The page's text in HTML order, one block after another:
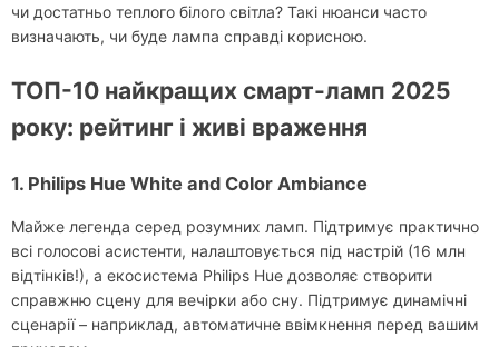
чи достатньо теплого білого світла? Такі нюанси часто
визначають, чи буде лампа справді корисною.
ТОП-10 найкращих смарт-ламп 2025
року: рейтинг і живі враження
1. Philips Hue White and Color Ambiance
Майже легенда серед розумних ламп. Підтримує практично
всі голосові асистенти, налаштовується під настрій (16 млн
відтінків!), а екосистема Philips Hue дозволяє створити
справжню сцену для вечірки або сну. Підтримує динамічні
сценарії – наприклад, автоматичне ввімкнення перед вашим